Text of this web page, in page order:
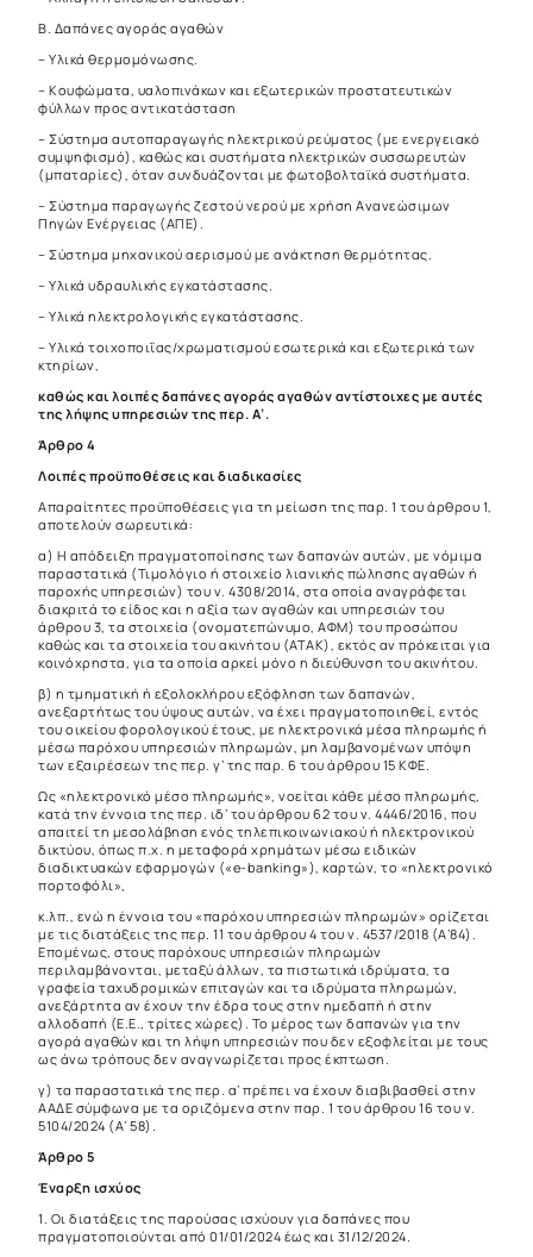
B. Δαπάνες αγοράς αγαθών
– Υλικά θερμομόνωσης.
– Κουφώματα, υαλοπινάκων και εξωτερικών προστατευτικών
φύλλων προς αντικατάσταση
– Σύστημα αυτοπαραγωγής ηλεκτρικού ρεύματος (με ενεργειακό
συμψηφισμό), καθώς και συστήματα ηλεκτρικών συσσωρευτών
(μπαταρίες), όταν συνδυάζονται με φωτοβολταϊκά συστήματα.
– Σύστημα παραγωγής ζεστού νερού με χρήση Ανανεώσιμων
Πηγών Ενέργειας (ΑΠΕ).
– Σύστημα μηχανικού αερισμού με ανάκτηση θερμότητας.
– Υλικά υδραυλικής εγκατάστασης.
– Υλικά ηλεκτρολογικής εγκατάστασης.
– Υλικά τοιχοποιΐας/χρωματισμού εσωτερικά και εξωτερικά των
κτηρίων,
καθώς και λοιπές δαπάνες αγοράς αγαθών αντίστοιχες με αυτές
της λήψης υπηρεσιών της περ. Α’.
Άρθρο 4
Λοιπές προϋποθέσεις και διαδικασίες
Απαραίτητες προϋποθέσεις για τη μείωση της παρ. 1 του άρθρου 1,
αποτελούν σωρευτικά:
α) Η απόδειξη πραγματοποίησης των δαπανών αυτών, με νόμιμα
παραστατικά (Τιμολόγιο ή στοιχείο λιανικής πώλησης αγαθών ή
παροχής υπηρεσιών) του ν. 4308/2014, στα οποία αναγράφεται
διακριτά το είδος και η αξία των αγαθών και υπηρεσιών του
άρθρου 3, τα στοιχεία (ονοματεπώνυμο, ΑΦΜ) του προσώπου
καθώς και τα στοιχεία του ακινήτου (ΑΤΑΚ), εκτός αν πρόκειται για
κοινόχρηστα, για τα οποία αρκεί μόνο η διεύθυνση του ακινήτου.
β) η τμηματική ή εξολοκλήρου εξόφληση των δαπανών,
ανεξαρτήτως του ύψους αυτών, να έχει πραγματοποιηθεί, εντός
του οικείου φορολογικού έτους, με ηλεκτρονικά μέσα πληρωμής ή
μέσω παρόχου υπηρεσιών πληρωμών, μη λαμβανομένων υπόψη
των εξαιρέσεων της περ. γ’ της παρ. 6 του άρθρου 15 ΚΦΕ.
Ως «ηλεκτρονικό μέσο πληρωμής», νοείται κάθε μέσο πληρωμής,
κατά την έννοια της περ. ιδ’ του άρθρου 62 του ν. 4446/2016, που
απαιτεί τη μεσολάβηση ενός τηλεπικοινωνιακού ή ηλεκτρονικού
δικτύου, όπως π.χ. η μεταφορά χρημάτων μέσω ειδικών
διαδικτυακών εφαρμογών («e-banking»), καρτών, το «ηλεκτρονικό
πορτοφόλι»,
κ.λπ., ενώ η έννοια του «παρόχου υπηρεσιών πληρωμών» ορίζεται
με τις διατάξεις της περ. 11 του άρθρου 4 του ν. 4537/2018 (Α’84).
Επομένως, στους παρόχους υπηρεσιών πληρωμών
περιλαμβάνονται, μεταξύ άλλων, τα πιστωτικά ιδρύματα, τα
γραφεία ταχυδρομικών επιταγών και τα ιδρύματα πληρωμών,
ανεξάρτητα αν έχουν την έδρα τους στην ημεδαπή ή στην
αλλοδαπή (Ε.Ε., τρίτες χώρες). Το μέρος των δαπανών για την
αγορά αγαθών και τη λήψη υπηρεσιών που δεν εξοφλείται με τους
ως άνω τρόπους δεν αναγνωρίζεται προς έκπτωση.
γ) τα παραστατικά της περ. α’ πρέπει να έχουν διαβιβασθεί στην
ΑΑΔΕ σύμφωνα με τα οριζόμενα στην παρ. 1 του άρθρου 16 του ν.
5104/2024 (Α’ 58).
Άρθρο 5
Έναρξη ισχύος
1. Οι διατάξεις της παρούσας ισχύουν για δαπάνες που
πραγματοποιούνται από 01/01/2024 έως και 31/12/2024.